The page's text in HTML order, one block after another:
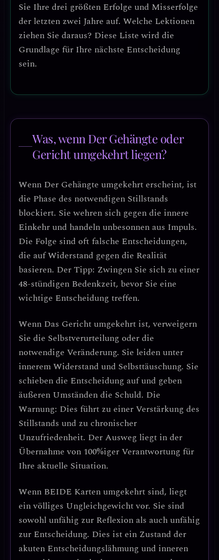
Sie Ihre drei größten Erfolge und Misserfolge
der letzten zwei Jahre auf. Welche Lektionen
ziehen Sie daraus? Diese Liste wird die
Grundlage für Ihre nächste Entscheidung
sein.
Was, wenn Der Gehängte oder
Gericht umgekehrt liegen?
Wenn Der Gehängte umgekehrt erscheint, ist
die Phase des notwendigen Stillstands
blockiert. Sie wehren sich gegen die innere
Einkehr und handelnunbesonnen aus Impuls.
Die Folge sind oft falsche Entscheidungen,
die auf Widerstand gegen die Realität
basieren. Der Tipp: Zwingen Sie sich zu einer
48-stündigen Bedenkzeit, bevor Sie eine
wichtige Entscheidung treffen.
Wenn Das Gericht umgekehrt ist, verweigern
Sie die Selbstverurteilung oder die
notwendige Veränderung. Sie leiden unter
innerem Widerstand und Selbsttäuschung. Sie
schieben die Entscheidung auf und geben
äußeren Umständen die Schuld. Die
Warnung: Dies führt zu einer Verstärkung des
Stillstands und zu chronischer
Unzufriedenheit. Der Ausweg liegt in der
Übernahme von 100%iger Verantwortung für
Ihre aktuelle Situation.
Wenn BEIDE Karten umgekehrt sind, liegt
ein völliges Ungleichgewicht vor. Sie sind
sowohl unfähig zur Reflexion als auch unfähig
zur Entscheidung. Dies ist ein Zustand der
akuten Entscheidungslähmung und inneren